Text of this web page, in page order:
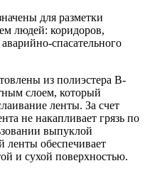
для разметки
людей: коридоров,
спасательного
из полиэстера B-
слоем, который
ленты. За счет
не накапливает грязь по
выпуклой
ленты обеспечивает
и сухой поверхностью.